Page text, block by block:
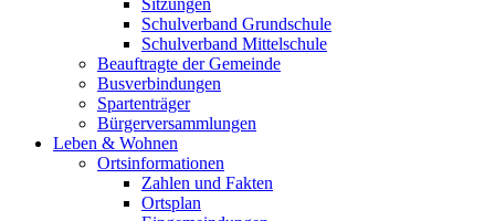
Sitzungen
Schulverband Grundschule
Schulverband Mittelschule
Beauftragte der Gemeinde
Busverbindungen
Spartenträger
Bürgerversammlungen
Leben & Wohnen
Ortsinformationen
Zahlen und Fakten
Ortsplan